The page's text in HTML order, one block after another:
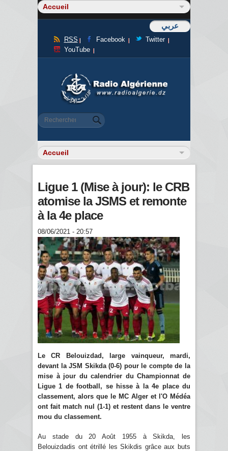
عربي
RSS Facebook
Twitter
YouTube
Formulaire de recherche
Rechercher
Ligue 1 (Mise à jour): le CRB
atomise la JSMS et remonte
à la 4e place
08/06/2021 - 20:57
Le CR Belouizdad, large vainqueur, mardi,
devant la JSM Skikda (0-6) pour le compte de la
mise à jour du calendrier du Championnat de
Ligue 1 de football, se hisse à la 4e place du
classement, alors que le MC Alger et l'O Médéa
ont fait match nul (1-1) et restent dans le ventre
mou du classement.
Au stade du 20 Août 1955 à Skikda, les
Belouizdadis ont étrillé les Skikdis grâce aux buts